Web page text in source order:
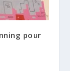
pour